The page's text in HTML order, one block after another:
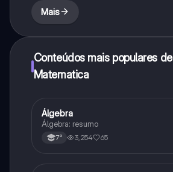
Mais
Conteúdos mais populares de
Matematica
Matematica
Álgebra
Álgebra: resumo
7° 3,254 65